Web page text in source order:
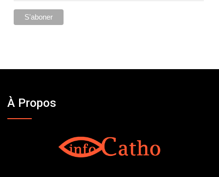
À Propos